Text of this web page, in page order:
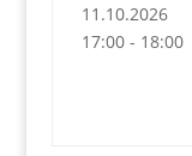
11.10.2026
17:00 - 18:00